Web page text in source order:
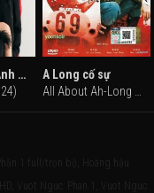
Xin Hãy Yêu Anh Như Vậy
A Long cố sự
1 full/trọn bộ, Hoàng hậu
Vuot Nguc: Phan 1, Vuot Nguc: